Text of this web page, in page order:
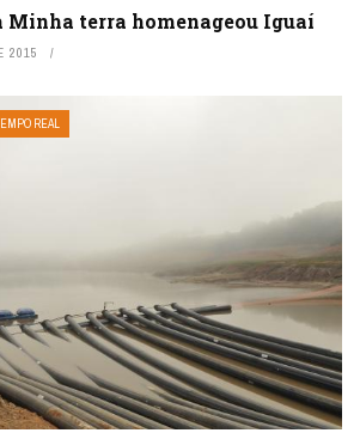
Minha terra homenageou Iguaí
2015
REAL